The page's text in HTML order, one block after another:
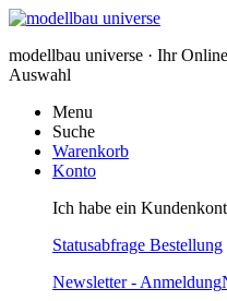
modellbau universe · Ihr
Auswahl
Menu
Suche
Warenkorb
Konto
Ich habe ein
Statusabfrage Bestellung
Newsletter - Anmeldung